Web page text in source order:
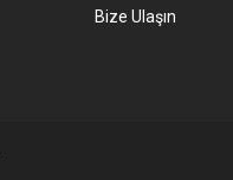
Bize Ulaşın